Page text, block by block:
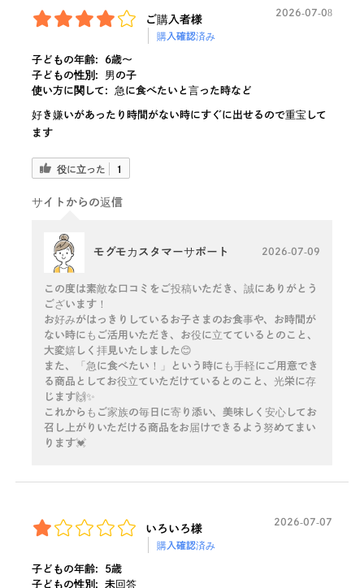
ご購入者様
購入確認済み
2026-07-08
子どもの年齢:
6歳〜
子どもの性別:
男の子
使い方に関して:
急に食べたいと言った時など
好き嫌いがあったり時間がない時にすぐに出せるので重宝して
ます
役に立った 1
サイトからの返信
モグモカスタマーサポート 2026-07-09
この度は素敵な口コミをご投稿いただき、誠にありがとう
ございます！
お好みがはっきりしているお子さまのお食事や、お時間が
ない時にもご活用いただき、お役に立てているとのこと、
大変嬉しく拝見いたしました😊
また、「急に食べたい！」という時にも手軽にご用意でき
る商品としてお役立ていただけているとのこと、光栄に存
じます🙌✨
これからもご家族の毎日に寄り添い、美味しく安心してお
召し上がりいただける商品をお届けできるよう努めてまい
ります💓
いろいろ様
購入確認済み
2026-07-07
子どもの年齢:
5歳
子どもの性別:
未回答